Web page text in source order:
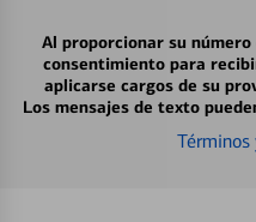
Al proporcionar su
consentimiento para
aplicarse cargos de su
Los mensajes de texto
Términos